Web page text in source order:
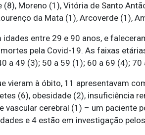
(8), Moreno (1), Vitória de Santo
da Mata (1), Arcoverde (1),
idades entre 29 e 90 anos, e
pela Covid-19. As faixas
a 49 (3); 50 a 59 (1); 60 a 69 (4);
vieram à óbito, 11 apresentavam
(6), obesidade (2), insuficiência
vascular cerebral (1) – um paciente
e 4 estão em investigação